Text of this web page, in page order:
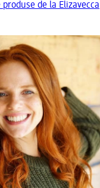
produse de la Elizavecca